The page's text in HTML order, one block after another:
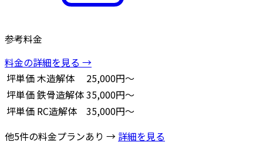
参考料金
料金の詳細を見る →
坪単価木造解体
25,000円～
坪単価鉄骨造解体35,000円～
坪単価 RC造解体
35,000円～
他5件の料金プランあり → 詳細を見る